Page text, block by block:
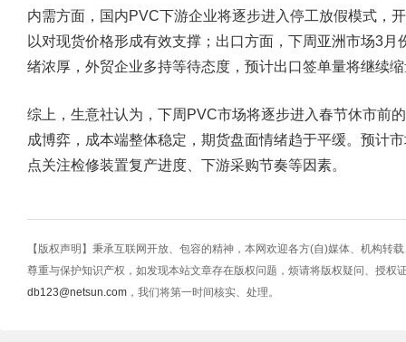
内需方面，国内PVC下游企业将逐步进入停工放假模式，
以对现货价格形成有效支撑；出口方面，下周亚洲市场3
绪浓厚，外贸企业多持等待态度，预计出口签单量将继续
综上，生意社认为，下周PVC市场将逐步进入春节休市前
成博弈，成本端整体稳定，期货盘面情绪趋于平缓。预计
点关注检修装置复产进度、下游采购节奏等因素。
【版权声明】秉承互联网开放、包容的精神，本网欢迎各方(自)媒体、机构转
尊重与保护知识产权，如发现本站文章存在版权问题，烦请将版权疑问、授权
db123@netsun.com ，我们将第一时间核实、处理。